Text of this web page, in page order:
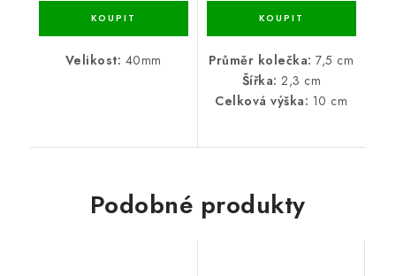
Velikost: 40mm Průměr kolečka: 7,5 cm
Šířka: 2,3 cm
Celková výška: 10 cm
Podobné produkty